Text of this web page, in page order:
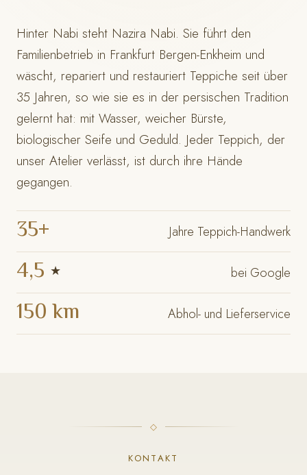
Hinter Nabi steht Nazira Nabi. Sie führt den
Familienbetrieb in Frankfurt Bergen-Enkheim und
wäscht, repariert und restauriert Teppiche seit über
35 Jahren, so wie sie es in der persischen Tradition
gelernt hat: mit Wasser, weicher Bürste,
biologischer Seife und Geduld. Jeder Teppich, der
unser Atelier verlässt, ist durch ihre Hände
gegangen.
35+ Jahre Teppich-Handwerk
4,5 ★ bei Google
150 km Abhol- und Lieferservice
KONTAKT